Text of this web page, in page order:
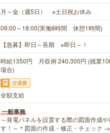
月～金（週5日） ※土日祝お休み
09:00～18:00(実働8時間 休憩1時間)
【急募】即日～長期 ※即日～！
時給1350円 月収例 240,300円 (残業10
場合)
交通費
全額支給
一般事務
～発電パネルを設置する際の図面作成
す！～＊図面の作成・修正・チェック